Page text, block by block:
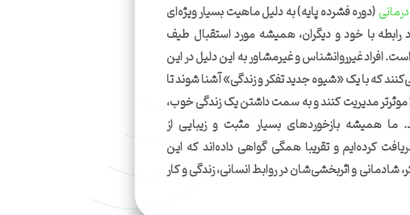
(دوره فشرده پایه) به دلیل ماهیت بسیار ویژه‌ای
با خود و دیگران، همیشه مورد استقبال طیف
افراد غیر‌روانشناس و غیر‌مشاور به این دلیل در این
که با یک «شیوه جدید تفکر و زندگی» آشنا شوند تا
موثرتر مدیریت کنند و به سمت داشتن یک زندگی خوب،‌
همیشه بازخوردهای بسیار مثبت و زیبایی از
کرده‌ایم و تقریبا همگی گواهی داده‌اند که این
و اثربخشی‌شان در روابط انسانی، زندگی و کار